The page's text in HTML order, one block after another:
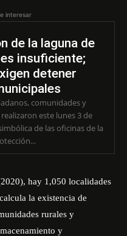
interesar
de la laguna de
insuficiente;
detener
comunidades y
este lunes 3 de
de las oficinas de la
hay 1,050 localidades
la existencia de
rurales y
y